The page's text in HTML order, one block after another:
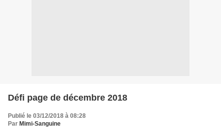
Défi page de décembre 2018
Publié le 03/12/2018 à 08:28
Par Mimi-Sanguine